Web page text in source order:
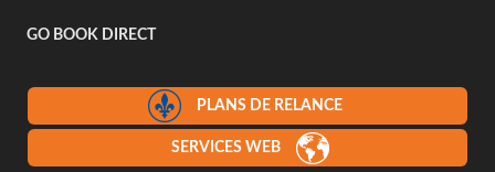
GO BOOK DIRECT
PLANS DE RELANCE
SERVICES WEB